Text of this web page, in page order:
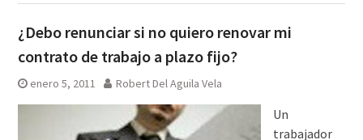
¿Debo renunciar si no quiero renovar mi
contrato de trabajo a plazo fijo?
enero 5, 2011 Robert Del Aguila Vela
Un
trabajador